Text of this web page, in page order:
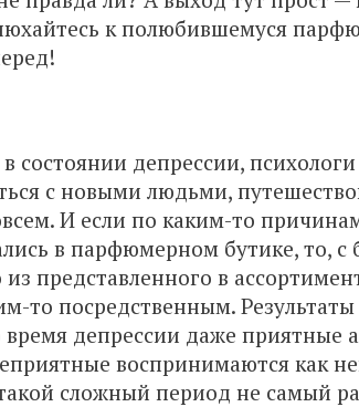
к полюбившемуся
состоянии депрессии,
с новыми людьми,
И если по каким-то
в парфюмерном бутике, то,
из представленного в
то посредственным.
депрессии даже приятные
воспринимаются как
сложный период не самый